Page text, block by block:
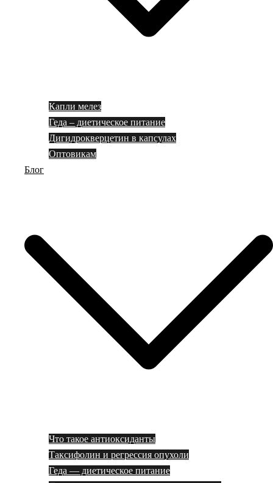
Капли мелез
Геда – диетическое питание
Дигидрокверцетин в капсулах
Оптовикам
Блог
Что такое антиоксиданты
Таксифолин и регрессия опухоли
Геда — диетическое питание